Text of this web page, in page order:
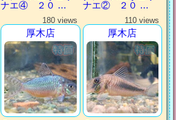
ナエ④ ２０ …
ナエ② ２０ …
180 views
厚木店
110 views
厚木店